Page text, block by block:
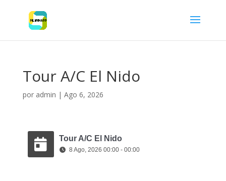
Tour A/C El Nido
por admin | Ago 6, 2026
Tour A/C El Nido
8 Ago, 2026 00:00 - 00:00